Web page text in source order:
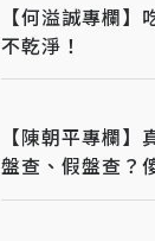
【何溢誠專欄
不乾淨！
【陳朝平專欄
盤查、假盤查？